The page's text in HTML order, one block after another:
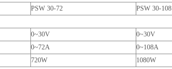
PSW 30-72 PSW 30-108
0~30V 0~30V
0~72A 0~108A
720W 1080W